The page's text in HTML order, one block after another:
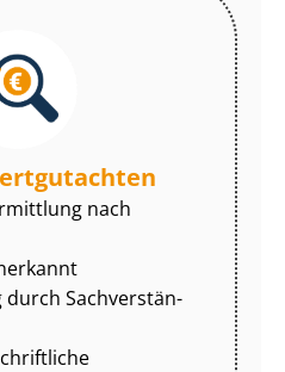
nach
durch Sach­ver­stän­